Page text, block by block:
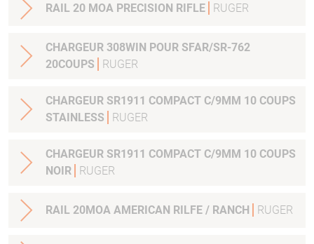
RAIL 20 MOA PRECISION RIFLE RUGER
CHARGEUR 308WIN POUR SFAR/SR-762
20COUPS
RUGER
CHARGEUR SR1911 COMPACT C/9MM 10 COUPS
STAINLESS
RUGER
CHARGEUR SR1911 COMPACT C/9MM 10 COUPS
NOIR
RUGER
RAIL 20MOA AMERICAN RILFE / RANCH RUGER